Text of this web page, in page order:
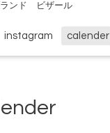
ランド ビザール
instagram calender